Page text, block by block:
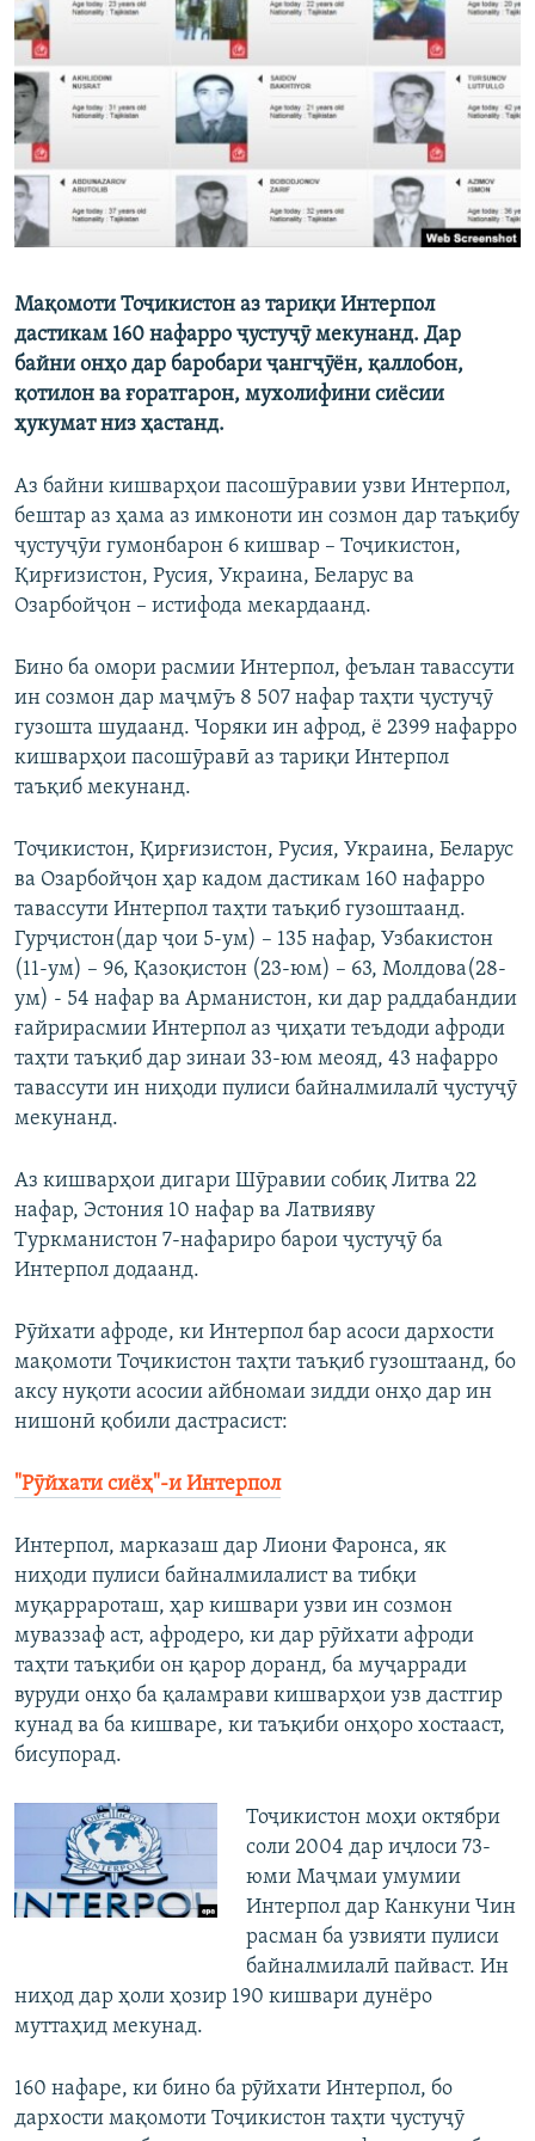
ГУЗОРИШҲОИ РАДИОӢ
Русский
ПАЙГИРӢ КУНЕД
Мақомоти Тоҷикистон аз тариқи Интерпол
дастикам 160 нафарро ҷустуҷӯ мекунанд. Дар
байни онҳо дар баробари ҷангҷӯён, қаллобон,
қотилон ва ғоратгарон, мухолифини сиёсии
ҳукумат низ ҳастанд.
Аз байни кишварҳои пасошӯравии узви Интерпол,
бештар аз ҳама аз имконоти ин созмон дар таъқибу
ҷустуҷӯи гумонбарон 6 кишвар – Тоҷикистон,
Қирғизистон, Русия, Украина, Беларус ва
Озарбойҷон – истифода мекардаанд.
Бино ба омори расмии Интерпол, феълан тавассути
ин созмон дар маҷмӯъ 8 507 нафар таҳти ҷустуҷӯ
гузошта шудаанд. Чоряки ин афрод, ё 2399 нафарро
кишварҳои пасошӯравӣ аз тариқи Интерпол
таъқиб мекунанд.
Тоҷикистон, Қирғизистон, Русия, Украина, Беларус
ва Озарбойҷон ҳар кадом дастикам 160 нафарро
тавассути Интерпол таҳти таъқиб гузоштаанд.
Гурҷистон(дар ҷои 5-ум) – 135 нафар, Узбакистон
(11-ум) – 96, Қазоқистон (23-юм) – 63, Молдова(28-
ум) - 54 нафар ва Арманистон, ки дар раддабандии
ғайрирасмии Интерпол аз ҷиҳати теъдоди афроди
таҳти таъқиб дар зинаи 33-юм меояд, 43 нафарро
тавассути ин ниҳоди пулиси байналмилалӣ ҷустуҷӯ
мекунанд.
Аз кишварҳои дигари Шӯравии собиқ Литва 22
нафар, Эстония 10 нафар ва Латвияву
Туркманистон 7-нафариро барои ҷустуҷӯ ба
Интерпол додаанд.
Рӯйхати афроде, ки Интерпол бар асоси дархости
мақомоти Тоҷикистон таҳти таъқиб гузоштаанд, бо
аксу нуқоти асосии айбномаи зидди онҳо дар ин
нишонӣ қобили дастрасист:
"Рӯйхати сиёҳ"-и Интерпол
Интерпол, марказаш дар Лиони Фаронса, як
ниҳоди пулиси байналмилалист ва тибқи
муқаррароташ, ҳар кишвари узви ин созмон
муваззаф аст, афродеро, ки дар рӯйхати афроди
таҳти таъқиби он қарор доранд, ба муҷарради
вуруди онҳо ба қаламрави кишварҳои узв дастгир
кунад ва ба кишваре, ки таъқиби онҳоро хостааст,
бисупорад.
Тоҷикистон моҳи октябри
соли 2004 дар иҷлоси 73-
юми Маҷмаи умумии
Интерпол дар Канкуни Чин
расман ба узвияти пулиси
байналмилалӣ пайваст. Ин
ниҳод дар ҳоли ҳозир 190 кишвари дунёро
муттаҳид мекунад.
160 нафаре, ки бино ба рӯйхати Интерпол, бо
дархости мақомоти Тоҷикистон таҳти ҷустуҷӯ